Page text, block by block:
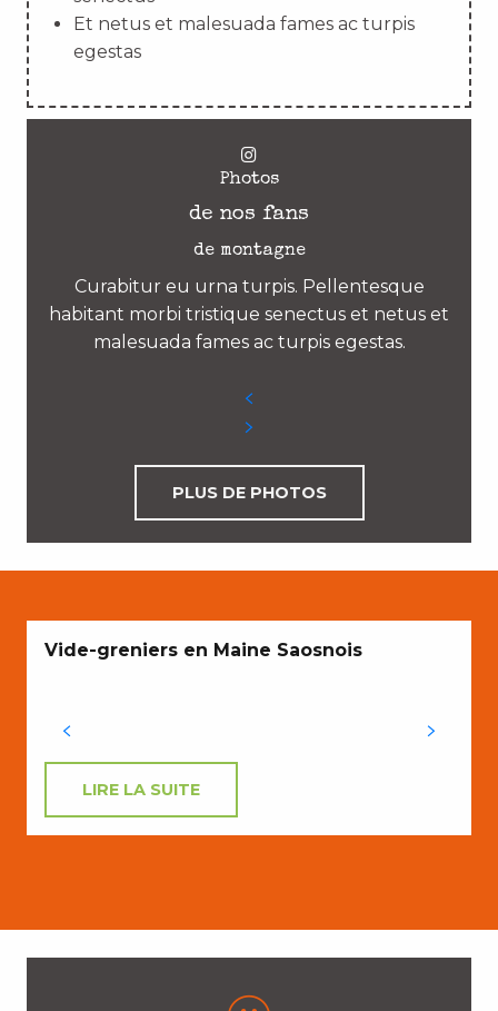
Et netus et malesuada fames ac turpis
egestas
Photos
de nos fans
de montagne
Curabitur eu urna turpis. Pellentesque
habitant morbi tristique senectus et netus et
malesuada fames ac turpis egestas.
PLUS DE PHOTOS
Vide-greniers en Maine Saosnois
LIRE LA SUITE